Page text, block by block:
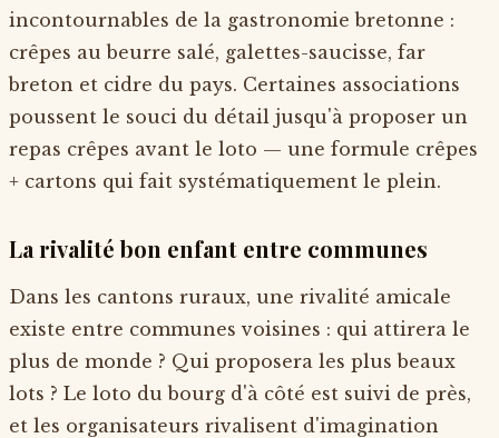
incontournables de la gastronomie bretonne :
crêpes au beurre salé, galettes-saucisse, far
breton et cidre du pays. Certaines associations
poussent le souci du détail jusqu'à proposer un
repas crêpes avant le loto — une formule crêpes
+ cartons qui fait systématiquement le plein.
La rivalité bon enfant entre communes
Dans les cantons ruraux, une rivalité amicale
existe entre communes voisines : qui attirera le
plus de monde ? Qui proposera les plus beaux
lots ? Le loto du bourg d'à côté est suivi de près,
et les organisateurs rivalisent d'imagination